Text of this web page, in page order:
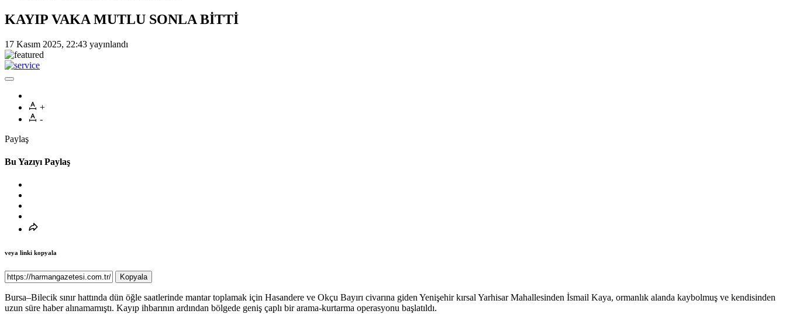
KAYIP VAKA MUTLU SONLA BİTTİ
17 Kasım 2025, 22:43 yayınlandı
+
-
Paylaş
Bu Yazıyı Paylaş
veya linki kopyala
Kopyala
Bursa–Bilecik sınır hattında dün öğle saatlerinde mantar toplamak için Hasandere ve Okçu Bayırı civarına giden Yenişehir kırsal Yarhisar Mahallesinden İsmail Kaya, ormanlık alanda kaybolmuş ve kendisinden
uzun süre haber alınamamıştı. Kayıp ihbarının ardından bölgede geniş çaplı bir arama-kurtarma operasyonu başlatıldı.